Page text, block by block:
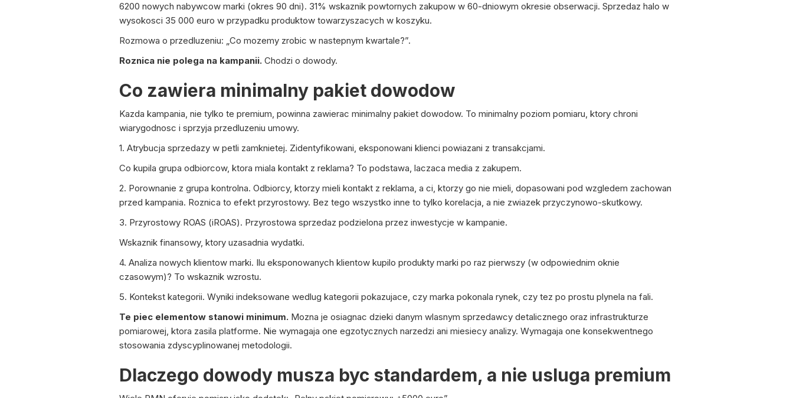
6200 nowych nabywcow marki (okres 90 dni). 31% wskaznik powtornych zakupow w 60-dniowym okresie obserwacji. Sprzedaz halo w
wysokosci 35 000 euro w przypadku produktow towarzyszacych w koszyku.
Rozmowa o przedluzeniu: „Co mozemy zrobic w nastepnym kwartale?”.
Roznica nie polega na kampanii. Chodzi o dowody.
Co zawiera minimalny pakiet dowodow
Kazda kampania, nie tylko te premium, powinna zawierac minimalny pakiet dowodow. To minimalny poziom pomiaru, ktory chroni
wiarygodnosc i sprzyja przedluzeniu umowy.
1. Atrybucja sprzedazy w petli zamknietej. Zidentyfikowani, eksponowani klienci powiazani z transakcjami.
Co kupila grupa odbiorcow, ktora miala kontakt z reklama? To podstawa, laczaca media z zakupem.
2. Porownanie z grupa kontrolna. Odbiorcy, ktorzy mieli kontakt z reklama, a ci, ktorzy go nie mieli, dopasowani pod wzgledem zachowan
przed kampania. Roznica to efekt przyrostowy. Bez tego wszystko inne to tylko korelacja, a nie zwiazek przyczynowo-skutkowy.
3. Przyrostowy ROAS (iROAS). Przyrostowa sprzedaz podzielona przez inwestycje w kampanie.
Wskaznik finansowy, ktory uzasadnia wydatki.
4. Analiza nowych klientow marki. Ilu eksponowanych klientow kupilo produkty marki po raz pierwszy (w odpowiednim oknie
czasowym)? To wskaznik wzrostu.
5. Kontekst kategorii. Wyniki indeksowane wedlug kategorii pokazujace, czy marka pokonala rynek, czy tez po prostu plynela na fali.
Te piec elementow stanowi minimum. Mozna je osiagnac dzieki danym wlasnym sprzedawcy detalicznego oraz infrastrukturze
pomiarowej, ktora zasila platforme. Nie wymagaja one egzotycznych narzedzi ani miesiecy analizy. Wymagaja one konsekwentnego
stosowania zdyscyplinowanej metodologii.
Dlaczego dowody musza byc standardem, a nie usluga premium